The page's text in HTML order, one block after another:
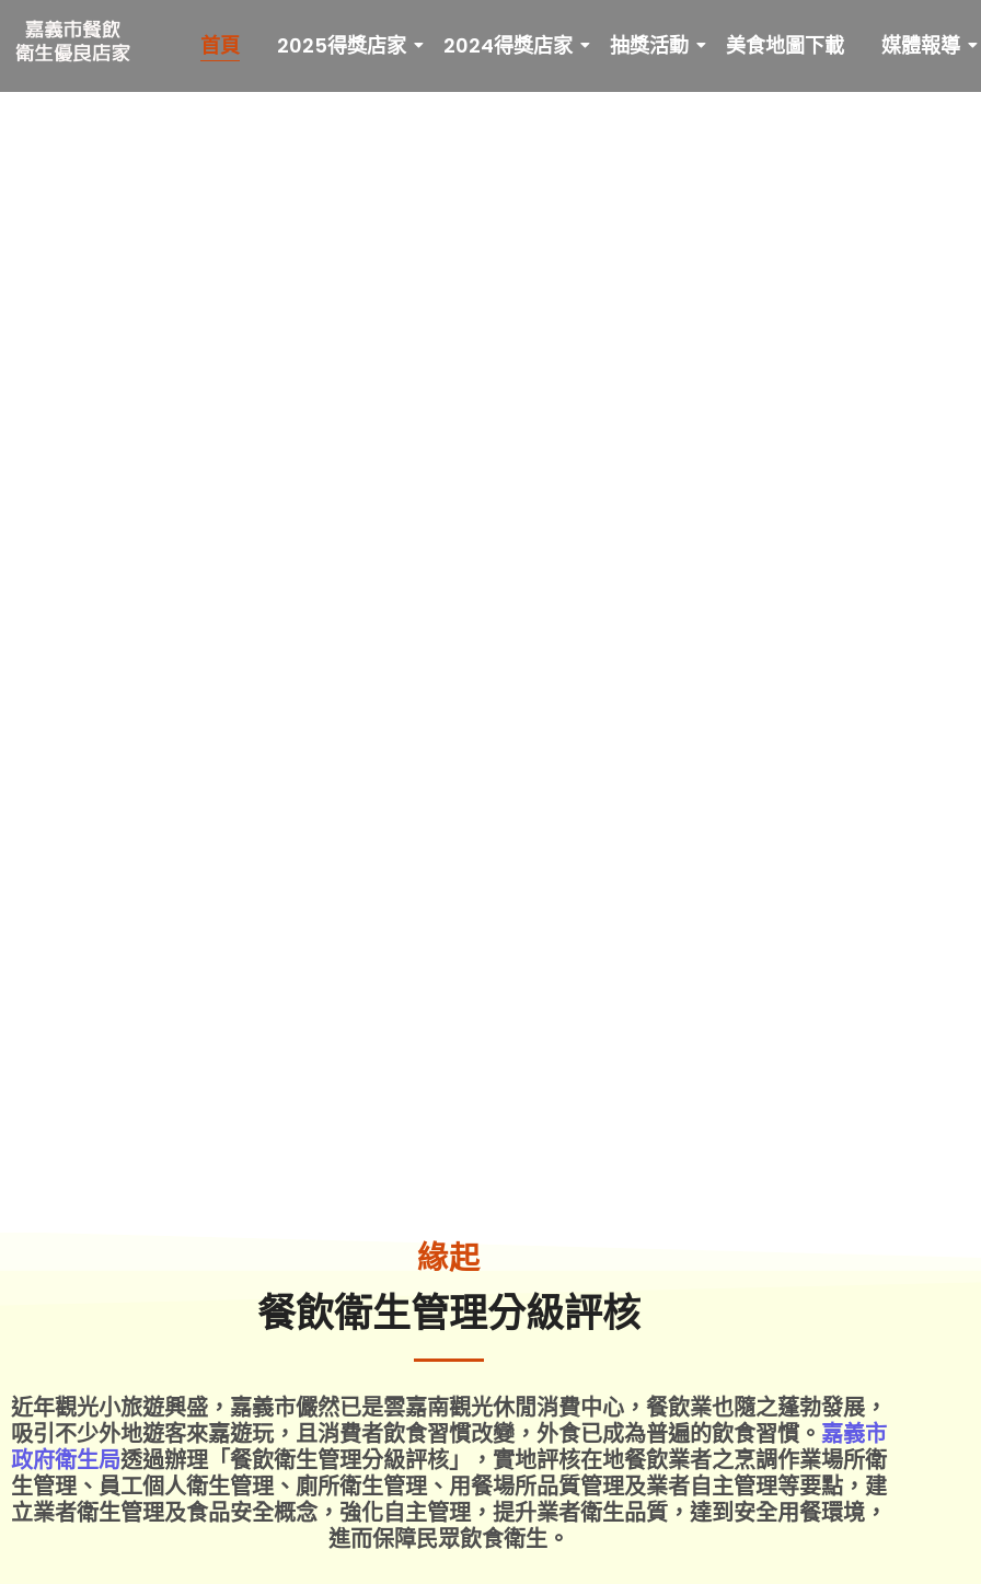
首頁 2025得獎店家 2024得獎店家 抽獎活動 美食地圖下載 媒體報導
緣起
餐飲衛生管理分級評核
近年觀光小旅遊興盛，嘉義市儼然已是雲嘉南觀光休閒消費中心，餐飲業也隨之蓬勃發展，
吸引不少外地遊客來嘉遊玩，且消費者飲食習慣改變，外食已成為普遍的飲食習慣。 嘉義市
政府衛生局透過辦理「餐飲衛生管理分級評核」，實地評核在地餐飲業者之烹調作業場所衛
生管理、員工個人衛生管理、廁所衛生管理、用餐場所品質管理及業者自主管理等要點，建
立業者衛生管理及食品安全概念，強化自主管理，提升業者衛生品質，達到安全用餐環境，
進而保障民眾飲食衛生。